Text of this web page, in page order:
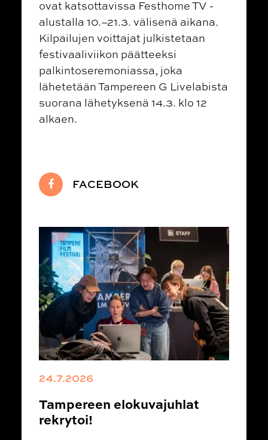
ovat katsottavissa Festhome TV -
alustalla 10.–21.3. välisenä aikana.
Kilpailujen voittajat julkistetaan
festivaaliviikon päätteeksi
palkintoseremoniassa, joka
lähetetään Tampereen G Livelabista
suorana lähetyksenä 14.3. klo 12
alkaen.
FACEBOOK
24.7.2026
Tampereen elokuvajuhlat
rekrytoi!